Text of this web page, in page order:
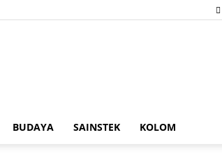
BUDAYA SAINSTEK KOLOM